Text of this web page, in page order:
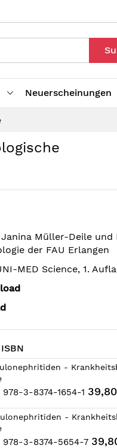
Neuerscheinungen
Müller-Deile und
der FAU Erlangen
MED Science, 1.
-
978-3-8374-1654-1
-
978-3-8374-5654-7